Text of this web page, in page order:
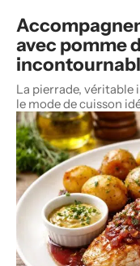
avec pomme
La pierrade,
le mode de cuisson